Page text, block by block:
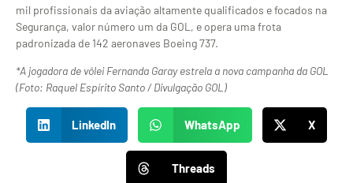
mil profissionais da aviação altamente qualificados e focados na
Segurança, valor número um da GOL, e opera uma frota
padronizada de 142 aeronaves Boeing 737.
*A jogadora de vôlei Fernanda Garay estrela a nova campanha da GOL
(Foto: Raquel Espírito Santo / Divulgação GOL)
LinkedIn WhatsApp X
Threads